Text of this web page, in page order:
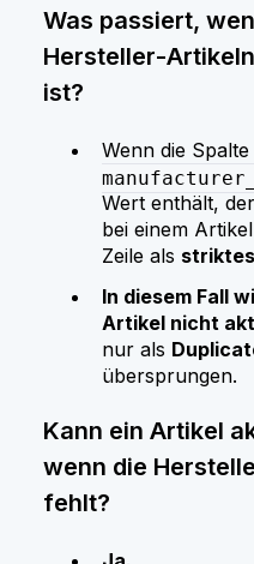
Was passiert,
ist?
Wenn die Spalte
Wert enthält,
bei einem
Zeile als
In diesem Fall
Artikel nicht
nur als
übersprungen.
Kann ein Artikel
wenn die
fehlt?